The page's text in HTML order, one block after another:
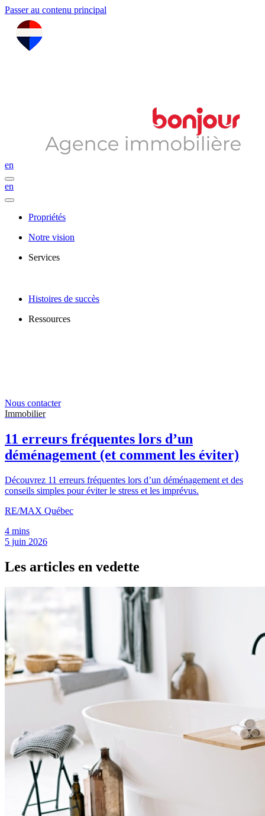
Passer au contenu principal
en
en
Propriétés
Notre vision
Services
Histoires de succès
Ressources
Nous contacter
Immobilier
11 erreurs fréquentes lors d’un
déménagement (et comment les éviter)
Découvrez 11 erreurs fréquentes lors d’un déménagement et des
conseils simples pour éviter le stress et les imprévus.
RE/MAX Québec
4 mins
5 juin 2026
Les articles en vedette